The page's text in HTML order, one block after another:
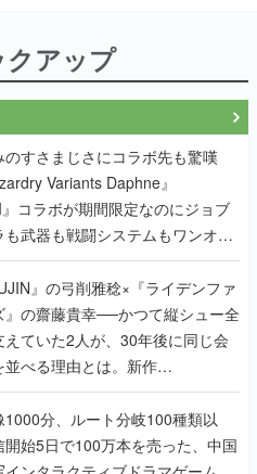
アップ
のすさまじさにコラボ先も驚嘆
Variants Daphne』
コラボが期間限定なのにジョブ
も武器も戦闘システムもワンオフ
まれた理由を両ディレクターに聞
』の弓削雅稔×『ライデンファ
』の齋藤貴幸──かつて縦シュー全
えていた2人が、30年後に同じ会
並べる理由とは。新作
EXTREME』で初タッグを組
ェンド2人に訊く開発秘話
1000分、ルート分岐100種類以
開始5日で100万本を売った、中国